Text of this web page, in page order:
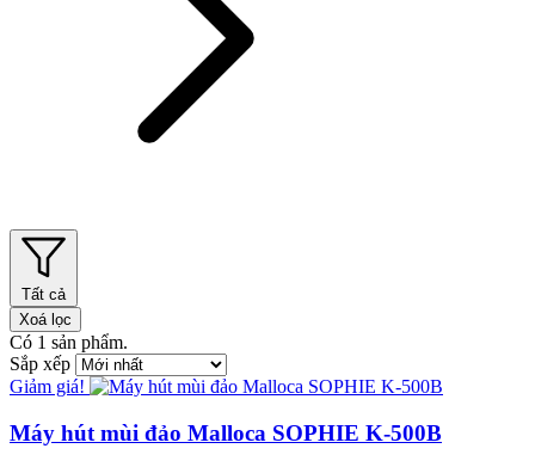
Tất cả
Xoá lọc
Có 1 sản phẩm.
Sắp xếp
Giảm giá!
Máy hút mùi đảo Malloca SOPHIE K-500B